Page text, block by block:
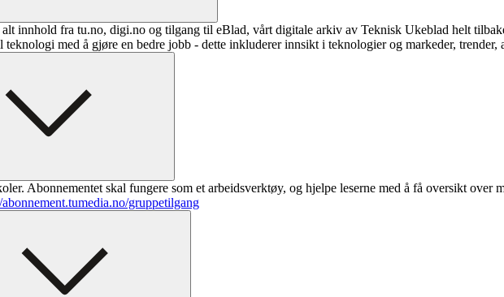
innhold fra tu.no, digi.no og tilgang til eBlad, vårt digitale arkiv av Teknisk Ukeblad helt
med å gjøre en bedre jobb - dette inkluderer innsikt i teknologier og markeder, trender,
Abonnementet skal fungere som et arbeidsverktøy, og hjelpe leserne med å få oversikt over
gruppetilgang